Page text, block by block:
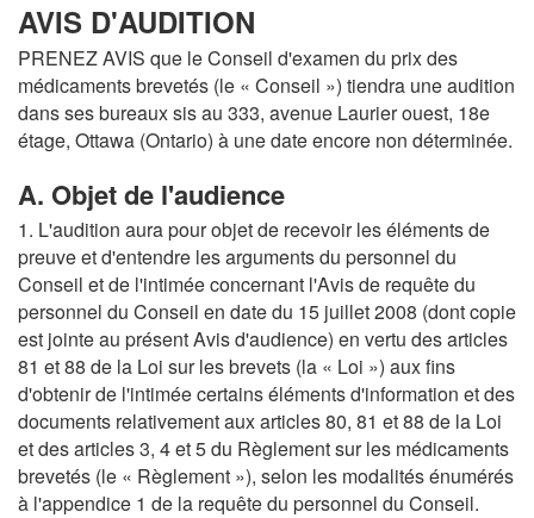
AVIS D'AUDITION
PRENEZ AVIS que le Conseil d'examen du prix des
médicaments brevetés (le « Conseil ») tiendra une audition
dans ses bureaux sis au 333, avenue Laurier ouest, 18e
étage, Ottawa (Ontario) à une date encore non déterminée.
A. Objet de l'audience
1. L'audition aura pour objet de recevoir les éléments de
preuve et d'entendre les arguments du personnel du
Conseil et de l'intimée concernant l'Avis de requête du
personnel du Conseil en date du 15 juillet 2008 (dont copie
est jointe au présent Avis d'audience) en vertu des articles
81 et 88 de la Loi sur les brevets (la « Loi ») aux fins
d'obtenir de l'intimée certains éléments d'information et des
documents relativement aux articles 80, 81 et 88 de la Loi
et des articles 3, 4 et 5 du Règlement sur les médicaments
brevetés (le « Règlement »), selon les modalités énumérés
à l'appendice 1 de la requête du personnel du Conseil.